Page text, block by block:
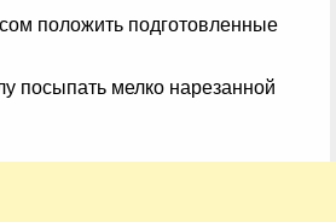
положить подготовленные
посыпать мелко нарезанной